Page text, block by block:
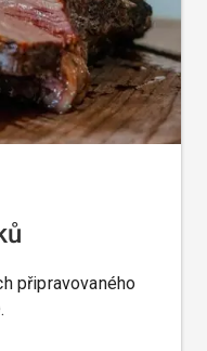
připravovaného